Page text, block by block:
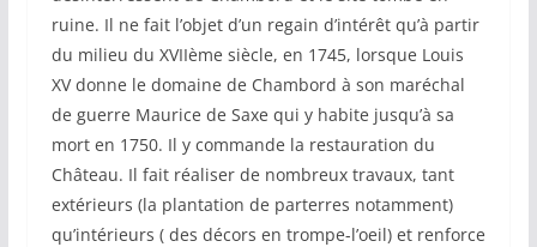
ruine. Il ne fait l’objet d’un regain d’intérêt qu’à partir
du milieu du XVIIème siècle, en 1745, lorsque Louis
XV donne le domaine de Chambord à son maréchal
de guerre Maurice de Saxe qui y habite jusqu’à sa
mort en 1750. Il y commande la restauration du
Château. Il fait réaliser de nombreux travaux, tant
extérieurs (la plantation de parterres notamment)
qu’intérieurs ( des décors en trompe-l’oeil) et renforce